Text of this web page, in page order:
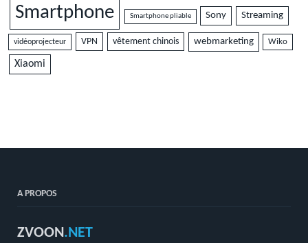
Smartphone Smartphone pliable Sony Streaming
vidéoprojecteur VPN vêtement chinois webmarketing Wiko
Xiaomi
A PROPOS
ZVOON.NET